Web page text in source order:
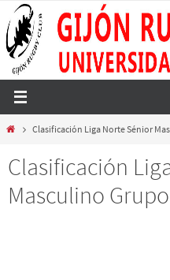
al
contenido
InicioClasificación Liga Norte Sénior
Clasificación
Masculino